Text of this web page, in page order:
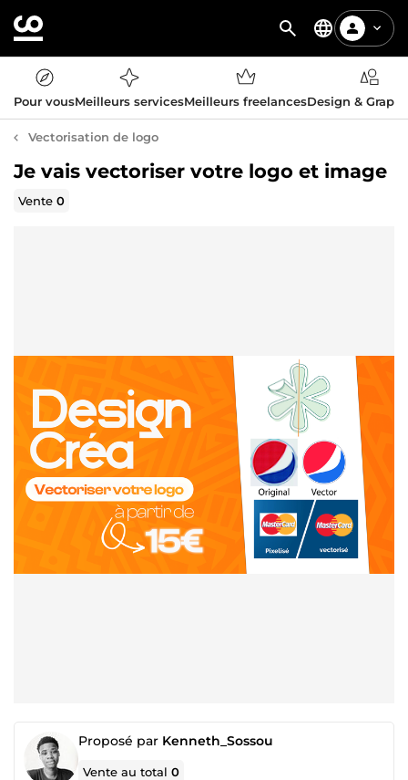
Pour vousMeilleurs servicesMeilleurs freelancesDesign &
Vectorisation de logo
Je vais vectoriser votre logo et image
Vente0
Proposé par Kenneth_Sossou
Vente au total0